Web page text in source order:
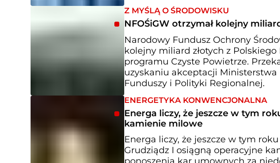
Z MYŚLĄ O ŚRODOWISKU
NFOŚiGW otrzymał kolejny
Narodowy Fundusz Ochrony
kolejny miliard złotych z
programu Czyste Powietrze.
uzyskaniu akceptacji
Funduszy i Polityki Regionalnej.
ENERGETYKA KONWENCJONALNA
Energa liczy, że jeszcze w tym
kamienie milowe
Energa liczy, że jeszcze w tym
Grudziądz I osiągną operacyjne